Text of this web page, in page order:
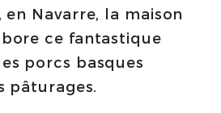
en Navarre, la maison
ce fantastique
porcs basques
pâturages.